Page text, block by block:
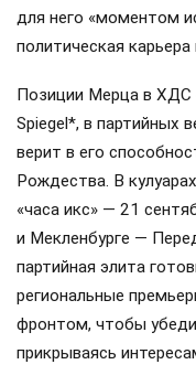
для него «моментом
политическая
Позиции Мерца в ХДС
Spiegel*, в партийных
верит в его
Рождества. В
«часа икс» — 21
и Мекленбурге —
партийная элита
региональные
фронтом, чтобы
прикрываясь